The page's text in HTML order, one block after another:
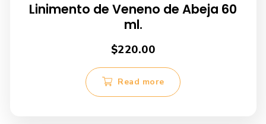
Linimento de Veneno de Abeja 60
ml.
$220.00
Read more